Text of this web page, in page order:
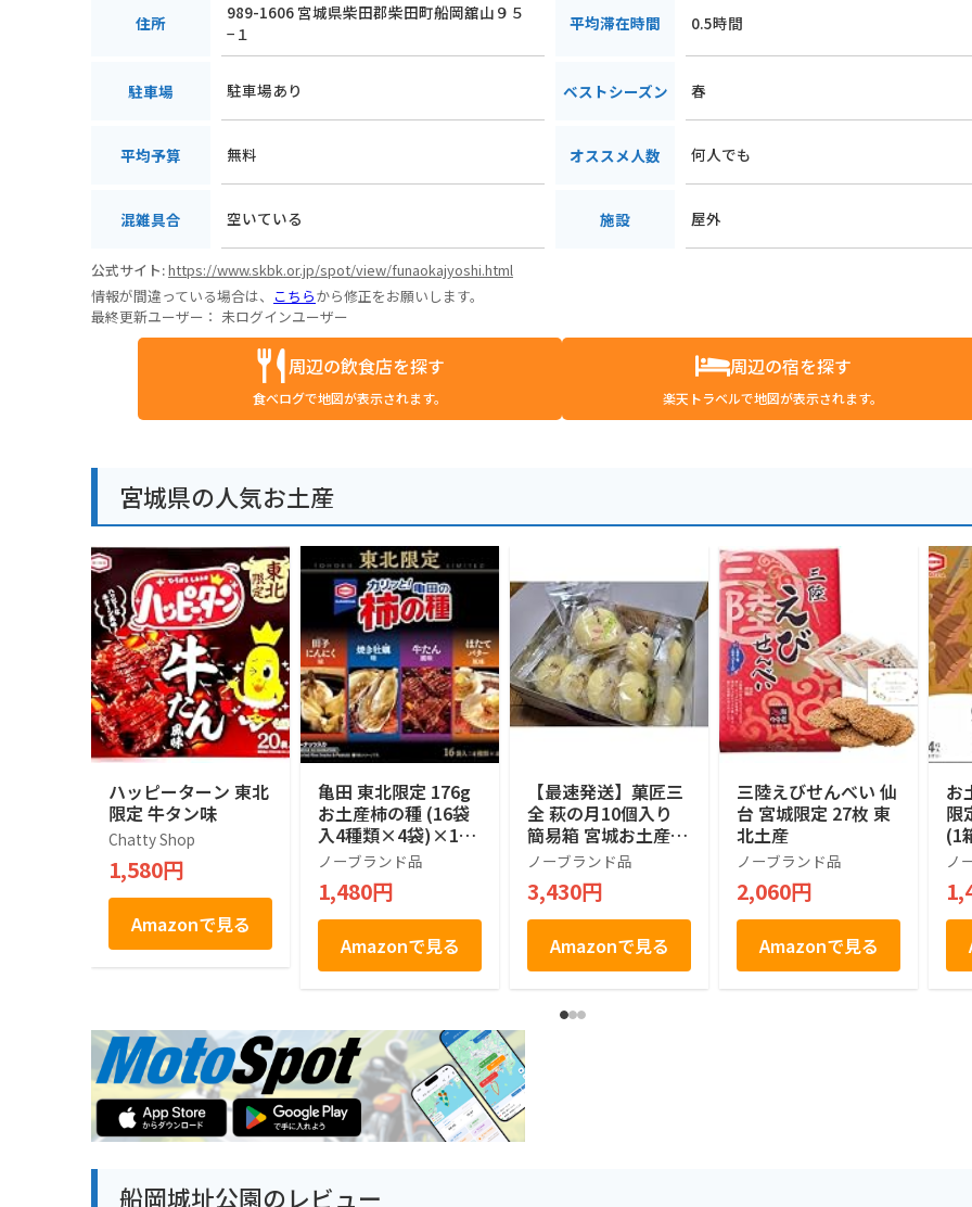
住所
989-1606 宮城県柴田郡柴田町船岡舘山９５
−１
平均滞在時間 0.5時間
駐車場 駐車場あり ベストシーズン 春
平均予算 無料 オススメ人数 何人でも
混雑具合 空いている 施設 屋外
公式サイト:https://www.skbk.or.jp/spot/view/funaokajyoshi.html
情報が間違っている場合は、 こちらから修正をお願いします。
最終更新ユーザー： 未ログインユーザー
周辺の飲食店を探す
食べログで地図が表示されます。
周辺の宿を探す
楽天トラベルで地図が表示されます。
宮城県の人気お土産
ハッピーターン 東北
限定 牛タン味
Chatty Shop
1,580円
Amazonで見る
亀田 東北限定 176g
お土産柿の種 (16袋
入4種類×4袋)×1箱
田子にんにく味 いか
焼き醤油マヨネーズ
風味 ほたてバター
牛たん風味
ノーブランド品
1,480円
Amazonで見る
【最速発送】菓匠三
全 萩の月10個入り
簡易箱 宮城お土産
仙台銘菓
ノーブランド品
3,430円
Amazonで見る
三陸えびせんべい 仙
台 宮城限定 27枚 東
北土産
ノーブランド品
2,060円
Amazonで見る
お
限
(1
風
ノ
船岡城址公園のレビュー